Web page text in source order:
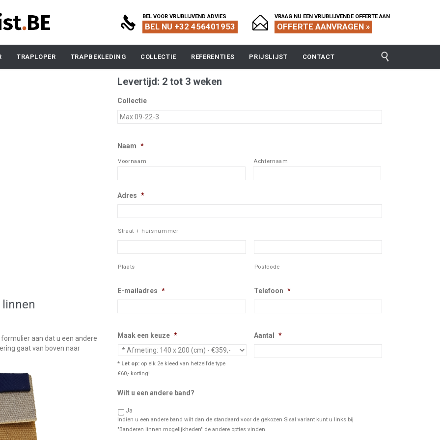
 BEL VOOR VRIJBLIJVEND ADVIES
BEL NU +32 456401953  VRAAG NU EEN VRIJBLIJVENDE OFFERTE AAN
OFFERTE AANVRAGEN »
to
content
TRAPLOPER TRAPBEKLEDING COLLECTIE REFERENTIES PRIJSLIJST CONTACT 
aan dat u een andere
gaat van boven naar
Levertijd: 2 tot 3 weken
Collectie
Naam *
Voornaam Achternaam
Adres *
Straat + huisnummer
Plaats Postcode
E-mailadres * Telefoon *
Maak een keuze *
* Let op: op elk 2e kleed van hetzelfde type
€60,- korting!
Aantal *
Wilt u een andere band?
Ja
Indien u een andere band wilt dan de standaard voor de gekozen Sisal variant kunt u links bij
"Banderen linnen mogelijkheden" de andere opties vinden.